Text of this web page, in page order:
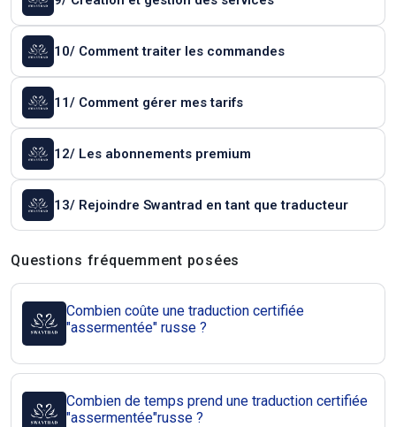
10/ Comment traiter les commandes
11/ Comment gérer mes tarifs
12/ Les abonnements premium
13/ Rejoindre Swantrad en tant que traducteur
Questions et réponses
Questions fréquemment posées
Combien coûte une traduction certifiée
"assermentée" russe ?
Combien de temps prend une traduction certifiée
"assermentée"russe ?